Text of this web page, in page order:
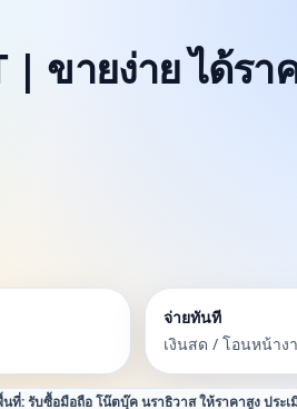
ขายง่าย ได้รา
จ่ายทันที
เงินสด / โอนหน้าง
นที่:รับซื้อมือถือ โน๊ตบุ๊ค นราธิวาส ให้ราคาสูง ประ